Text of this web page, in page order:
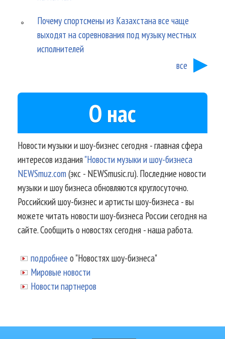
Почему спортсмены из Казахстана все чаще
выходят на соревнования под музыку местных
исполнителей
все
О нас
Новости музыки и шоу-бизнес сегодня - главная сфера
интересов издания"Новости музыки и шоу-бизнеса
NEWSmuz.com(экс - NEWSmusic.ru). Последние новости
музыки и шоу бизнеса обновляются круглосуточно.
Российский шоу-бизнес и артисты шоу-бизнеса - вы
можете читать новости шоу-бизнеса России сегодня на
сайте. Сообщить о новостях сегодня - наша работа.
подробнее о "Новостях шоу-бизнеса"
Мировые новости
Новости партнеров